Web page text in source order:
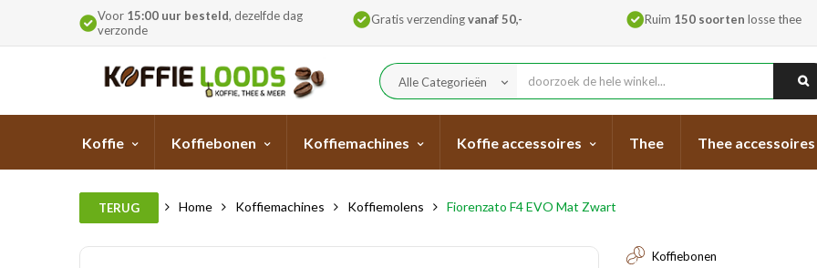
Voor 15:00 uur besteld, dezelfde dag
verzonde
Gratis verzendingvanaf 50,- Ruim 150 soorten losse thee
Alle Categorieën keyboard_arrow_down
Koffie Koffiebonen Koffiemachines Koffie accessoires Thee Thee accessoires
TERUG Home Koffiemachines Koffiemolens Fiorenzato F4 EVO Mat Zwart
Koffiebonen